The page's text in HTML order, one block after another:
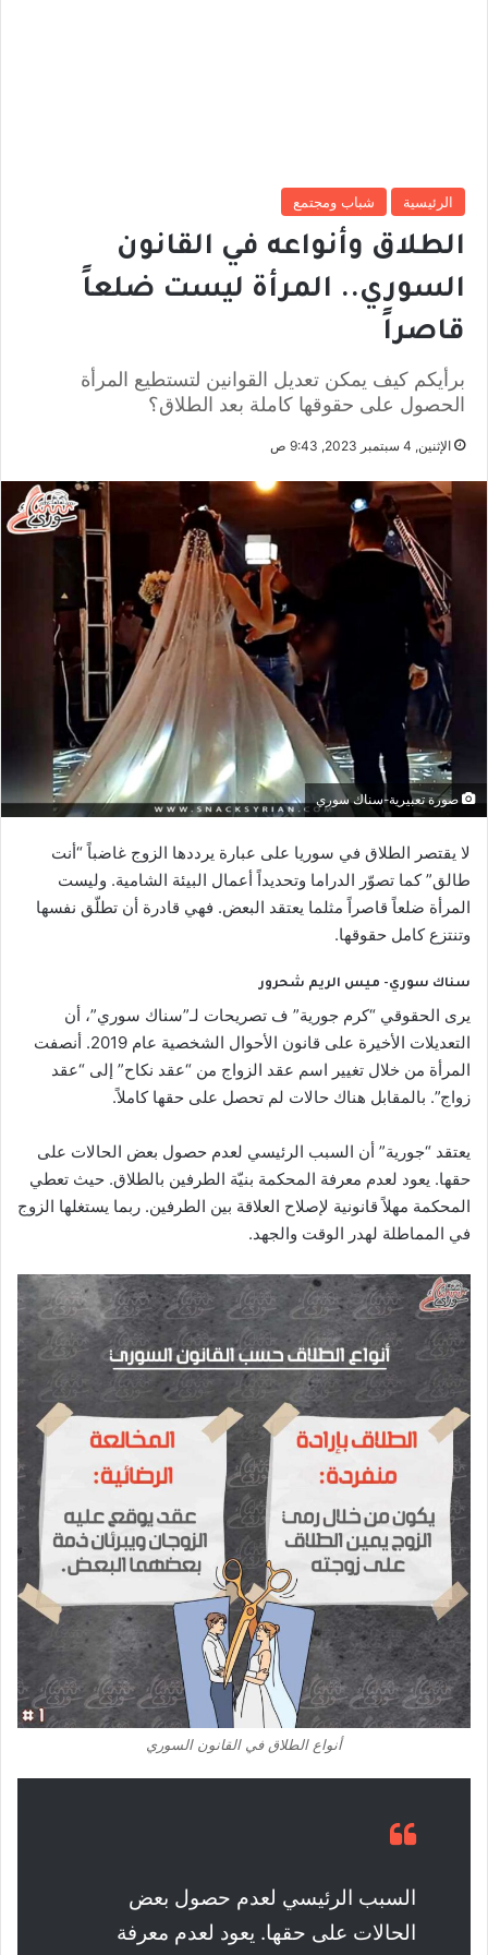
الرئيسية شباب ومجتمع
الطلاق وأنواعه في القانون
السوري.. المرأة ليست ضلعاً
قاصراً
برأيكم كيف يمكن تعديل القوانين لتستطيع المرأة
الحصول على حقوقها كاملة بعد الطلاق؟
الإثنين, 4 سبتمبر 2023, 9:43 ص
صورة تعبيرية-سناك سوري
لا يقتصر الطلاق في سوريا على عبارة يرددها الزوج غاضباً “أنت
طالق” كما تصوّر الدراما وتحديداً أعمال البيئة الشامية. وليست
المرأة ضلعاً قاصراً مثلما يعتقد البعض. فهي قادرة أن تطلّق نفسها
وتنتزع كامل حقوقها.
سناك سوري- ميس الريم شحرور
يرى الحقوقي “كرم جورية” ف تصريحات لـ”سناك سوري”، أن
التعديلات الأخيرة على قانون الأحوال الشخصية عام 2019. أنصفت
المرأة من خلال تغيير اسم عقد الزواج من “عقد نكاح” إلى “عقد
زواج”. بالمقابل هناك حالات لم تحصل على حقها كاملاً.
يعتقد “جورية” أن السبب الرئيسي لعدم حصول بعض الحالات على
حقها. يعود لعدم معرفة المحكمة بنيّة الطرفين بالطلاق. حيث تعطي
المحكمة مهلاً قانونية لإصلاح العلاقة بين الطرفين. ربما يستغلها الزوج
في المماطلة لهدر الوقت والجهد.
أنواع الطلاق في القانون السوري
السبب الرئيسي لعدم حصول بعض
الحالات على حقها. يعود لعدم معرفة